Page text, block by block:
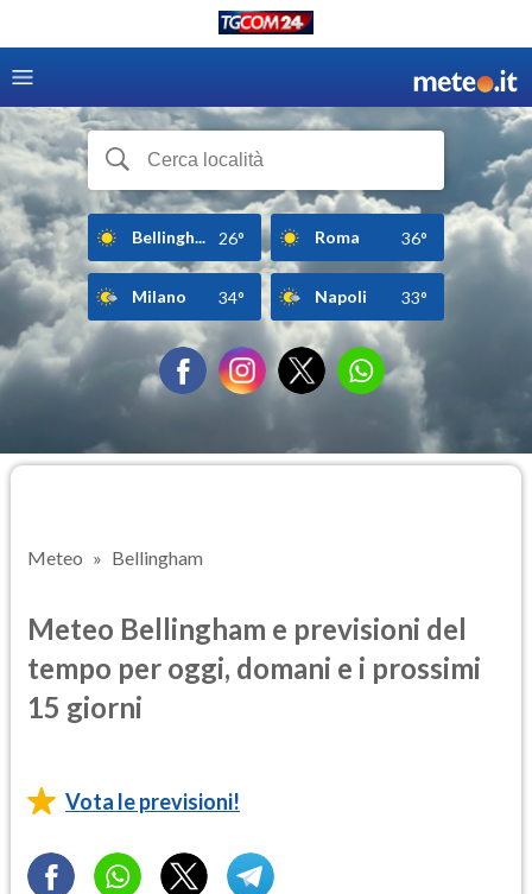
Bellingh... 26° Roma 36°
Milano 34° Napoli 33°
Meteo Bellingham
Meteo Bellingham e previsioni del
tempo per oggi, domani e i prossimi
15 giorni
Vota le previsioni!